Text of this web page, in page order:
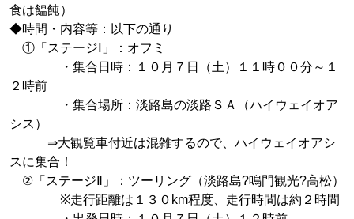
食は饂飩）
◆時間・内容等：以下の通り
①「ステージⅠ」：オフミ
・集合日時：１０月７日（土）１１時００分～１
２時前
・集合場所：淡路島の淡路ＳＡ（ハイウェイオア
シス）
⇒大観覧車付近は混雑するので、ハイウェイオアシ
スに集合！
②「ステージⅡ」：ツーリング（淡路島?鳴門観光?高松）
※走行距離は１３０km程度、走行時間は約２時間